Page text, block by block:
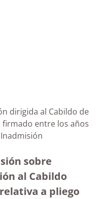
dirigida al Cabildo de
entre los años
Inadmisión
sobre
al Cabildo
a pliego